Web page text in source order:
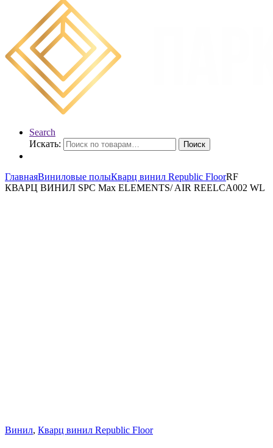
Search
Искать:
Поиск
ГлавнаяВиниловые полыКварц винил Republic FloorRF
КВАРЦ ВИНИЛ SPC Max ELEMENTS/ AIR REELCA002 WL
Винил, Кварц винил Republic Floor